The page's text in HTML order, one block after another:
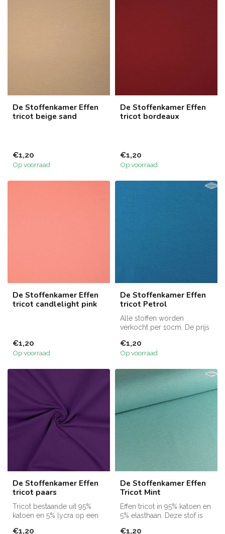
De Stoffenkamer Effen
tricot beige sand
€1,20
Op voorraad
De Stoffenkamer Effen
tricot bordeaux
€1,20
Op voorraad
De Stoffenkamer Effen
tricot candlelight pink
€1,20
Op voorraad
De Stoffenkamer Effen
tricot Petrol
Alle stoffen worden
verkocht per 10cm. De prijs
van 10...
€1,20
Op voorraad
De Stoffenkamer Effen
tricot paars
Tricot bestaande uit 95%
katoen en 5% lycra op een
€1,20
De Stoffenkamer Effen
Tricot Mint
Effen tricot in 95% katoen en
5% elasthaan. Deze stof is
€1,20